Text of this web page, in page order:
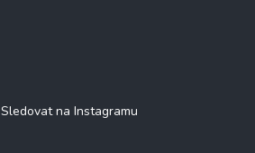
Sledovat na Instagramu